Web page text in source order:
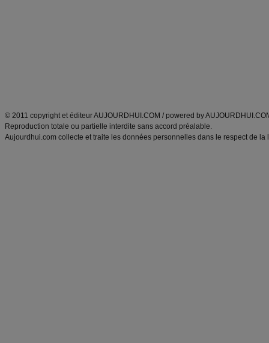
© 2011 copyright et éditeur AUJOURDHUI.COM / powered by
Reproduction totale ou partielle interdite sans accord préalable.
Aujourdhui.com collecte et traite les données personnelles dans le respect de